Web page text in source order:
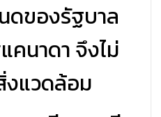
ดของรัฐบาล
คนาดา จึงไม่
งแวดล้อม